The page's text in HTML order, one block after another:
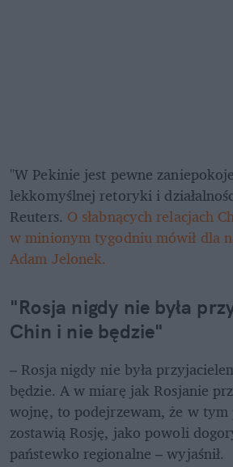
"W Pekinie jest pewne
lekkomyślnej retoryki i
Reuters. O słabnących relacjach
w minionym tygodniu mówił dla
Adam Jelonek.
"Rosja nigdy nie była
Chin i nie będzie"
– Rosja nigdy nie była
będzie. A w miarę jak Rosjanie
wojnę, to podejrzewam, że w
zostawią Rosję, jako powoli
państewko regionalne – wyjaśnił.